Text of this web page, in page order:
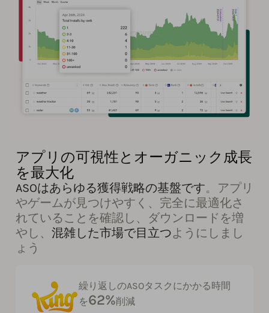
アプリの可視性とオーガニック成長
を最大化
ASOはあらゆる獲得戦略の基盤です。アプリ
やゲームが見つけやすく、完全に最適化さ
れていることを確認し、ダウンロードを増
やし、 混雑した市場で目立つようにしまし
ょう
繰り返しのASOタスクにかかる時間
を62%削減